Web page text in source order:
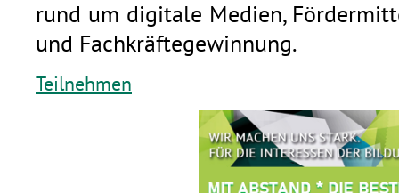
rund um digitale Medien,
und Fachkräftegewinnung.
Teilnehmen